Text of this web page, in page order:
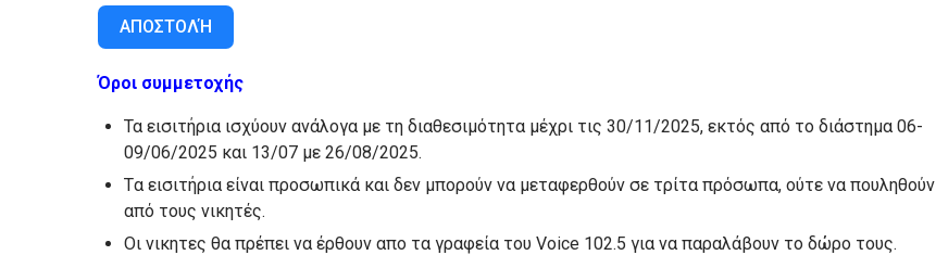
ΑΠΟΣΤΟΛΉ
Όροι συμμετοχής
Τα εισιτήρια ισχύουν ανάλογα με τη διαθεσιμότητα μέχρι τις 30/11/2025, εκτός από το διάστημα 06-
09/06/2025 και 13/07 με 26/08/2025.
Tα εισιτήρια είναι προσωπικά και δεν μπορούν να μεταφερθούν σε τρίτα πρόσωπα, ούτε να πουληθούν
από τους νικητές.
Οι νικητες θα πρέπει να έρθουν απο τα γραφεία του Voice 102.5 για να παραλάβουν το δώρο τους.